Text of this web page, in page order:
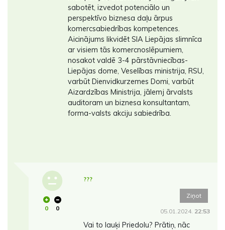
sabotēt, izvedot potenciālo un
perspektīvo biznesa daļu ārpus
komercsabiedrības kompetences.
Aicinājums likvidēt SIA Liepājas slimnīca
ar visiem tās komercnoslēpumiem,
nosakot valdē 3-4 pārstāvniecības-
Liepājas dome, Veselības ministrija, RSU,
varbūt Dienvidkurzemes Domi, varbūt
Aizardzības Ministrija, jālemj ārvalsts
auditoram un biznesa konsultantam,
forma-valsts akciju sabiedrība.
0 0
???
Ziņot
05.01.2024. 22:53
Vai to lauķi Priedolu? Prātiņ, nāc